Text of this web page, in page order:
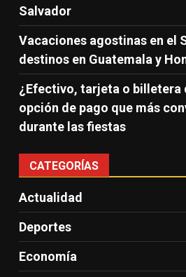
Salvador
Vacaciones agostinas en el
destinos en Guatemala y
¿Efectivo, tarjeta o billetera
opción de pago que más
durante las fiestas
CATEGORÍAS
Actualidad
Deportes
Economía